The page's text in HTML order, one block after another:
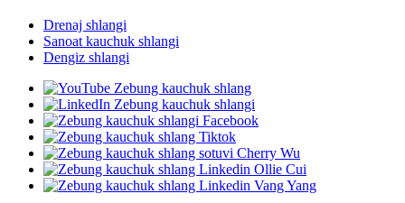
Drenaj shlangi
Sanoat kauchuk shlangi
Dengiz shlangi